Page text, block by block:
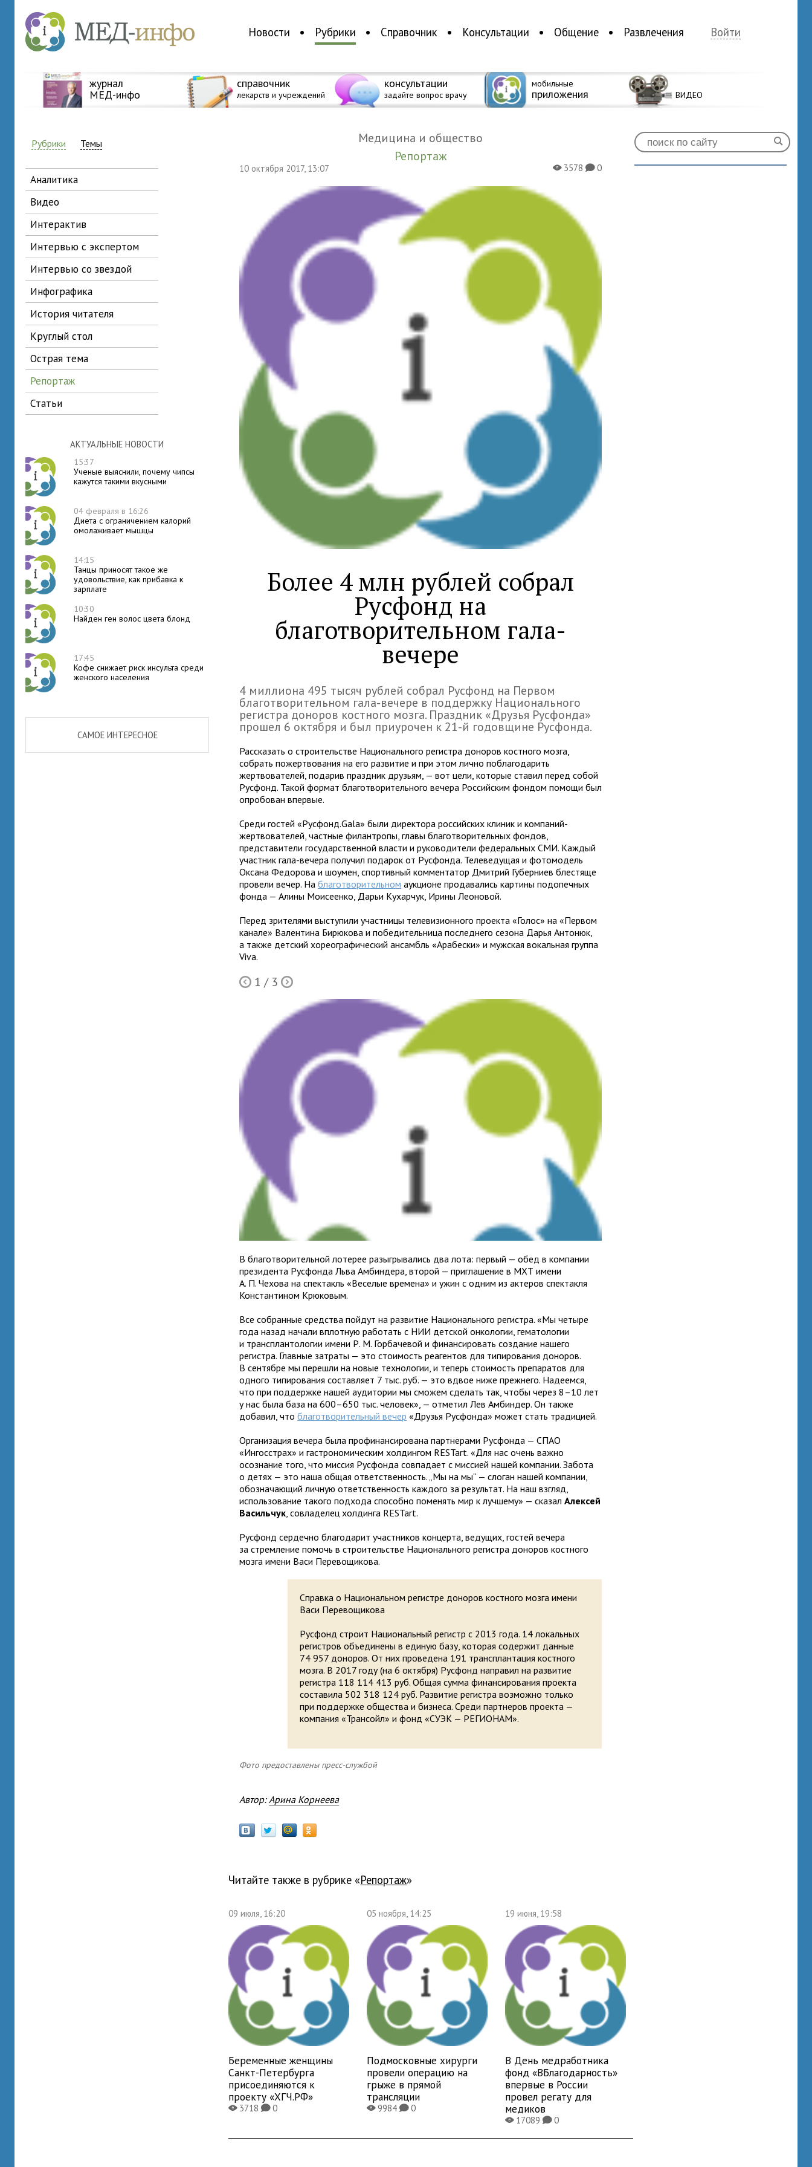
Новости Рубрики Справочник Консультации Общение Развлечения Войти
журнал
МЕД-инфо
справочник
лекарств и учреждений
консультации
задайте вопрос врачу
мобильные
приложения ВИДЕО
Рубрики Темы
аналитика
видео
интерактив
интервью с экспертом
интервью со звездой
инфографика
история читателя
круглый стол
острая тема
репортаж
статьи
АКТУАЛЬНЫЕ НОВОСТИ
15:37
Ученые выяснили, почему чипсы
кажутся такими вкусными
04 февраля в 16:26
Диета с ограничением калорий
омолаживает мышцы
14:15
Танцы приносят такое же
удовольствие, как прибавка к
зарплате
10:30
Найден ген волос цвета блонд
17:45
Кофе снижает риск инсульта среди
женского населения
САМОЕ ИНТЕРЕСНОЕ
Медицина и общество
Репортаж
10 октября 2017, 13:07 X3578K0
Более 4 млн рублей собрал
Русфонд на
благотворительном гала-
вечере
4 миллиона 495 тысяч рублей собрал Русфонд на Первом
благотворительном гала-вечере в поддержку Национального
регистра доноров костного мозга. Праздник «Друзья Русфонда»
прошел 6 октября и был приурочен к 21-й годовщине Русфонда.
Рассказать о строительстве Национального регистра доноров костного мозга,
собрать пожертвования на его развитие и при этом лично поблагодарить
жертвователей, подарив праздник друзьям, — вот цели, которые ставил перед собой
Русфонд. Такой формат благотворительного вечера Российским фондом помощи был
опробован впервые.
Среди гостей «Русфонд.Gala» были директора российских клиник и компаний-
жертвователей, частные филантропы, главы благотворительных фондов,
представители государственной власти и руководители федеральных СМИ. Каждый
участник гала-вечера получил подарок от Русфонда. Телеведущая и фотомодель
Оксана Федорова и шоумен, спортивный комментатор Дмитрий Губерниев блестяще
провели вечер. Наблаготворительном аукционе продавались картины подопечных
фонда — Алины Моисеенко, Дарьи Кухарчук, Ирины Леоновой.
Перед зрителями выступили участницы телевизионного проекта «Голос» на «Первом
канале» Валентина Бирюкова и победительница последнего сезона Дарья Антонюк,
а также детский хореографический ансамбль «Арабески» и мужская вокальная группа
Viva.
Ò 1 / 3Õ
В благотворительной лотерее разыгрывались два лота: первый — обед в компании
президента Русфонда Льва Амбиндера, второй — приглашение в МХТ имени
А. П. Чехова на спектакль «Веселые времена» и ужин с одним из актеров спектакля
Константином Крюковым.
Все собранные средства пойдут на развитие Национального регистра. «Мы четыре
года назад начали вплотную работать с НИИ детской онкологии, гематологии
и трансплантологии имени Р. М. Горбачевой и финансировать создание нашего
регистра. Главные затраты — это стоимость реагентов для типирования доноров.
В сентябре мы перешли на новые технологии, и теперь стоимость препаратов для
одного типирования составляет 7 тыс. руб. — это вдвое ниже прежнего. Надеемся,
что при поддержке нашей аудитории мы сможем сделать так, чтобы через 8–10 лет
у нас была база на 600–650 тыс. человек», — отметил Лев Амбиндер. Он также
добавил, чтоблаготворительный вечер «Друзья Русфонда» может стать традицией.
Организация вечера была профинансирована партнерами Русфонда — СПАО
«Ингосстрах» и гастрономическим холдингом RESTart. «Для нас очень важно
осознание того, что миссия Русфонда совпадает с миссией нашей компании. Забота
о детях — это наша общая ответственность. „Мы на мы“ — слоган нашей компании,
обозначающий личную ответственность каждого за результат. На наш взгляд,
использование такого подхода способно поменять мир к лучшему» — сказалАлексей
Васильчук, совладелец холдинга RESTart.
Русфонд сердечно благодарит участников концерта, ведущих, гостей вечера
за стремление помочь в строительстве Национального регистра доноров костного
мозга имени Васи Перевощикова.
Справка о Национальном регистре доноров костного мозга имени
Васи Перевощикова
Русфонд строит Национальный регистр с 2013 года. 14 локальных
регистров объединены в единую базу, которая содержит данные
74 957 доноров. От них проведена 191 трансплантация костного
мозга. В 2017 году (на 6 октября) Русфонд направил на развитие
регистра 118 114 413 руб. Общая сумма финансирования проекта
составила 502 318 124 руб. Развитие регистра возможно только
при поддержке общества и бизнеса. Среди партнеров проекта —
компания «Трансойл» и фонд «СУЭК — РЕГИОНАМ».
Фото предоставлены пресс-службой
Автор:Арина Корнеева
Читайте также в рубрике « Репортаж»
09 июля, 16:20
Беременные женщины
Санкт-Петербурга
присоединяются к
проекту «ХГЧ.РФ»
X3718K0
05 ноября, 14:25
Подмосковные хирурги
провели операцию на
грыже в прямой
трансляции
X9984K0
19 июня, 19:58
В День медработника
фонд «ВБлагодарность»
впервые в России
провел регату для
медиков
X17089K0